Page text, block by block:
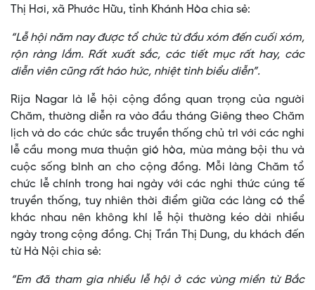
Thị Hơi, xã Phước Hữu, tỉnh Khánh Hòa chia sẻ:
“Lễ hội năm nay được tổ chức từ đầu xóm đến cuối xóm,
rộn ràng lắm. Rất xuất sắc, các tiết mục rất hay, các
diễn viên cũng rất háo hức, nhiệt tình biểu diễn”.
Rija Nagar là lễ hội cộng đồng quan trọng của người
Chăm, thường diễn ra vào đầu tháng Giêng theo Chăm
lịch và do các chức sắc truyền thống chủ trì với các nghi
lễ cầu mong mưa thuận gió hòa, mùa màng bội thu và
cuộc sống bình an cho cộng đồng. Mỗi làng Chăm tổ
chức lễ chính trong hai ngày với các nghi thức cúng tế
truyền thống, tuy nhiên thời điểm giữa các làng có thể
khác nhau nên không khí lễ hội thường kéo dài nhiều
ngày trong cộng đồng. Chị Trần Thị Dung, du khách đến
từ Hà Nội chia sẻ:
“Em đã tham gia nhiều lễ hội ở các vùng miền từ Bắc